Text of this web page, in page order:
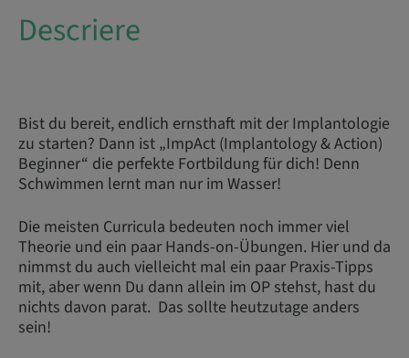
Descriere
Bist du bereit, endlich ernsthaft mit der Implantologie
zu starten? Dann ist „ImpAct (Implantology & Action)
Beginner“ die perfekte Fortbildung für dich! Denn
Schwimmen lernt man nur im Wasser!
Die meisten Curricula bedeuten noch immer viel
Theorie und ein paar Hands-on-Übungen. Hier und da
nimmst du auch vielleicht mal ein paar Praxis-Tipps
mit, aber wenn Du dann allein im OP stehst, hast du
nichts davon parat. Das sollte heutzutage anders
sein!